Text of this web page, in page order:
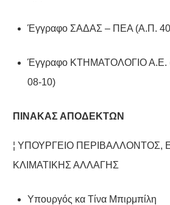
Έγγραφο ΣΑΔΑΣ – ΠΕΑ (Α.Π.
Έγγραφο ΚΤΗΜΑΤΟΛΟΓΙΟ Α.Ε.
08-10)
ΠΙΝΑΚΑΣ ΑΠΟΔΕΚΤΩΝ
¦ ΥΠΟΥΡΓΕΙΟ ΠΕΡΙΒΑΛΛΟΝΤΟΣ,
ΚΛΙΜΑΤΙΚΗΣ ΑΛΛΑΓΗΣ
Υπουργός κα Τίνα Μπιρμπίλη